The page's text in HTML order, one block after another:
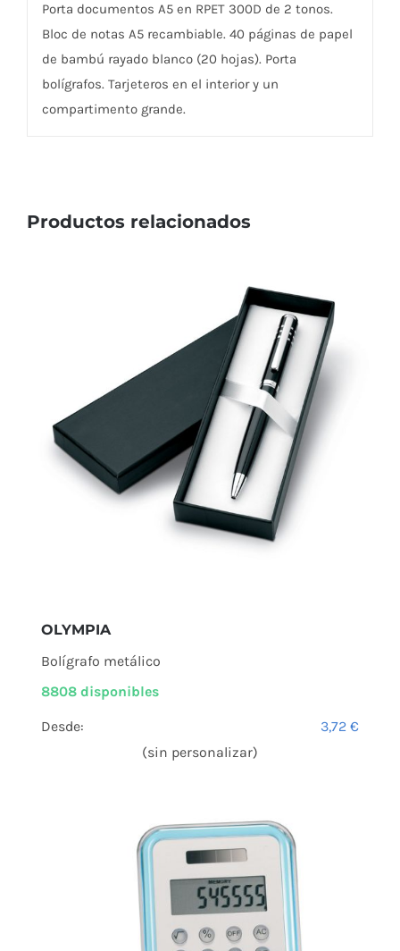
Porta documentos A5 en RPET 300D de 2 tonos.
Bloc de notas A5 recambiable. 40 páginas de papel
de bambú rayado blanco (20 hojas). Porta
bolígrafos. Tarjeteros en el interior y un
compartimento grande.
Productos relacionados
OLYMPIA
Bolígrafo metálico
8808 disponibles
Desde: 3,72€
(sin personalizar)